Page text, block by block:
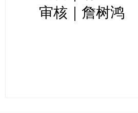
审核｜詹树鸿